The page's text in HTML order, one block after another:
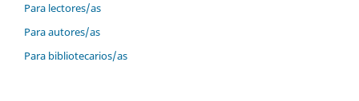
Para lectores/as
Para autores/as
Para bibliotecarios/as